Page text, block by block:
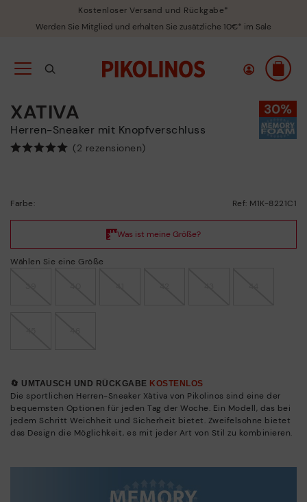
Kostenloser Versand und Rückgabe*
Werden Sie Mitglied und erhalten Sie zusätzliche 10€* im Sale
XATIVA
Herren-Sneaker mit Knopfverschluss
(2 rezensionen)
Farbe: Ref: M1K-8221C1
Wählen Sie eine Größe
🔄 UMTAUSCH UND RÜCKGABE KOSTENLOS
Die sportlichen Herren-Sneaker Xàtiva von Pikolinos sind eine der
bequemsten Optionen für jeden Tag der Woche. Ein Modell, das bei
jedem Schritt Weichheit und Sicherheit bietet. Zweifelsohne bietet
das Design die Möglichkeit, es mit jeder Art von Stil zu kombinieren.